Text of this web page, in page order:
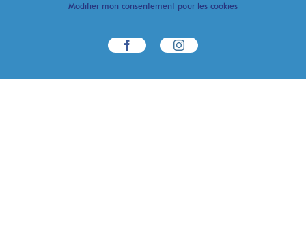
Modifier mon consentement pour les cookies
Facebook Instagram